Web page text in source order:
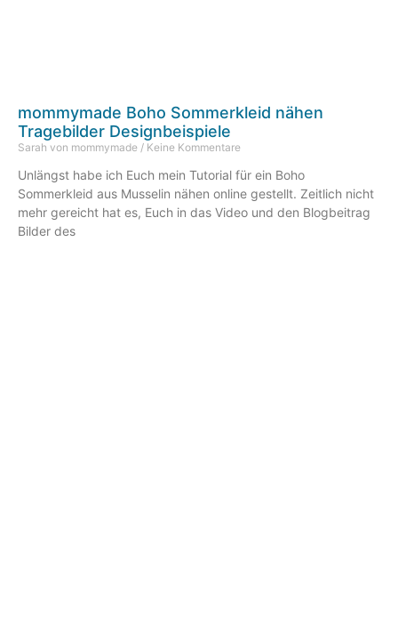
mommymade Boho Sommerkleid nähen
Tragebilder Designbeispiele
Sarah von mommymade Keine Kommentare
Unlängst habe ich Euch mein Tutorial für ein Boho
Sommerkleid aus Musselin nähen online gestellt. Zeitlich nicht
mehr gereicht hat es, Euch in das Video und den Blogbeitrag
Bilder des